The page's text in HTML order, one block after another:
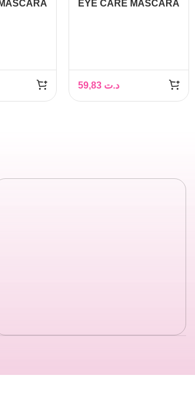
EYE CARE MASCARA
د.ت